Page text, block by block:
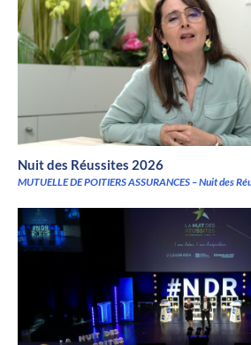
Nuit des Réussites 2026
MUTUELLE DE POITIERS ASSURANCES – Nuit des